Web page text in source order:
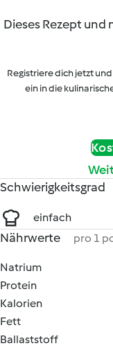
Dieses Rezept und
Registriere dich jetzt
ein in die
Schwierigkeitsgrad
einfach
Nährwerte pro 1
Natrium
Protein
Kalorien
Fett
Ballaststoff